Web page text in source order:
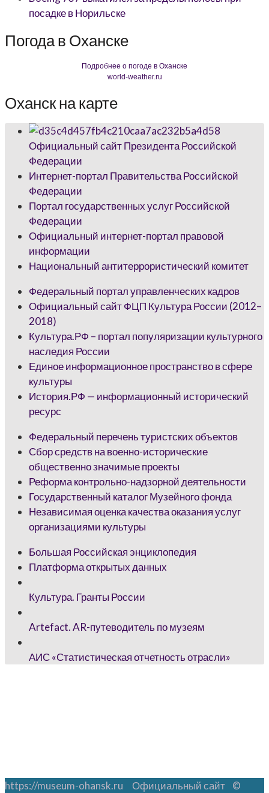
посадке в Норильске
Погода в Оханске
Подробнее о погоде в Оханске
world-weather.ru
Оханск на карте
Официальный сайт Президента Российской
Федерации
Интернет-портал Правительства Российской
Федерации
Портал государственных услуг Российской
Федерации
Официальный интернет-портал правовой
информации
Национальный антитеррористический комитет
Федеральный портал управленческих кадров
Официальный сайт ФЦП Культура России (2012–
2018)
Культура.РФ – портал популяризации культурного
наследия России
Единое информационное пространство в сфере
культуры
История.РФ — информационный исторический
ресурс
Федеральный перечень туристских объектов
Сбор средств на военно-исторические
общественно значимые проекты
Реформа контрольно-надзорной деятельности
Государственный каталог Музейного фонда
Независимая оценка качества оказания услуг
организациями культуры
Большая Российская энциклопедия
Платформа открытых данных
Культура. Гранты России
Artefact. AR-путеводитель по музеям
АИС «Статистическая отчетность отрасли»
https://museum-ohansk.ru Официальный сайт ©